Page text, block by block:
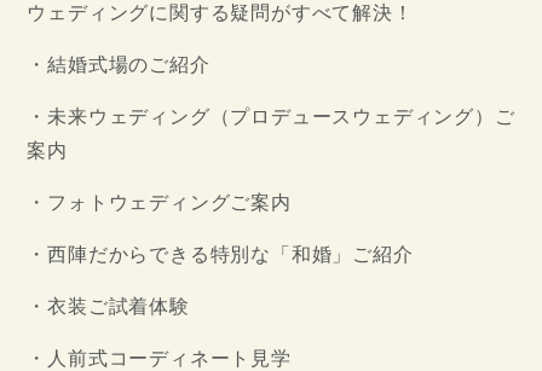
ウェディングに関する疑問がすべて解決！
・結婚式場のご紹介
・未来ウェディング（プロデュースウェディング）ご
案内
・フォトウェディングご案内
・西陣だからできる特別な「和婚」ご紹介
・衣装ご試着体験
・人前式コーディネート見学